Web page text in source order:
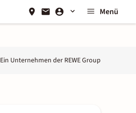
Menü
Ein Unternehmen der REWE Group